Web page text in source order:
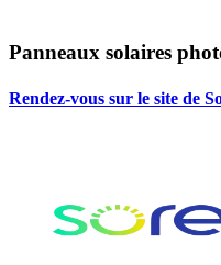
Panneaux solaires
Rendez-vous sur le site de